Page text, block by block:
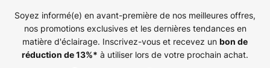
Soyez informé(e) en avant-première de nos meilleures offres,
nos promotions exclusives et les dernières tendances en
matière d'éclairage. Inscrivez-vous et recevez un bon de
réduction de13%* à utiliser lors de votre prochain achat.